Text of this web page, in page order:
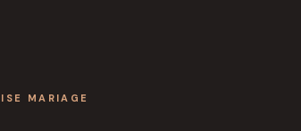
MARIAGE